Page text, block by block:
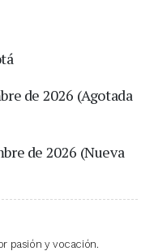
de 2026 (Agotada
de 2026 (Nueva
pasión y vocación.